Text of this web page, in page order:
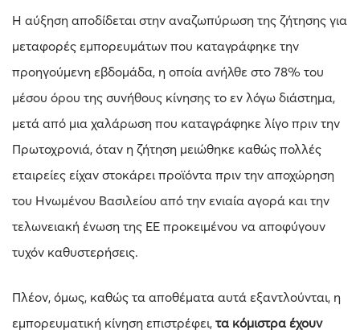
Η αύξηση αποδίδεται στην αναζωπύρωση της ζήτησης για
μεταφορές εμπορευμάτων που καταγράφηκε την
προηγούμενη εβδομάδα, η οποία ανήλθε στο 78% του
μέσου όρου της συνήθους κίνησης το εν λόγω διάστημα,
μετά από μια χαλάρωση που καταγράφηκε λίγο πριν την
Πρωτοχρονιά, όταν η ζήτηση μειώθηκε καθώς πολλές
εταιρείες είχαν στοκάρει προϊόντα πριν την αποχώρηση
του Ηνωμένου Βασιλείου από την ενιαία αγορά και την
τελωνειακή ένωση της ΕΕ προκειμένου να αποφύγουν
τυχόν καθυστερήσεις.
Πλέον, όμως, καθώς τα αποθέματα αυτά εξαντλούνται, η
εμπορευματική κίνηση επιστρέφει, τα κόμιστρα έχουν